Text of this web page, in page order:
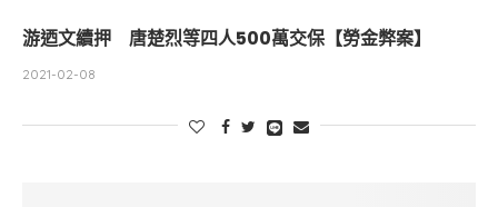
游迺文續押 唐楚烈等四人500萬交保【勞金弊案】
2021-02-08